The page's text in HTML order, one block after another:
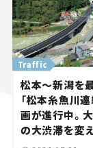
Traffic
松本～新潟を
「松本糸魚川
画が進行中。
の大渋滞を変
ゼロ」バイパス